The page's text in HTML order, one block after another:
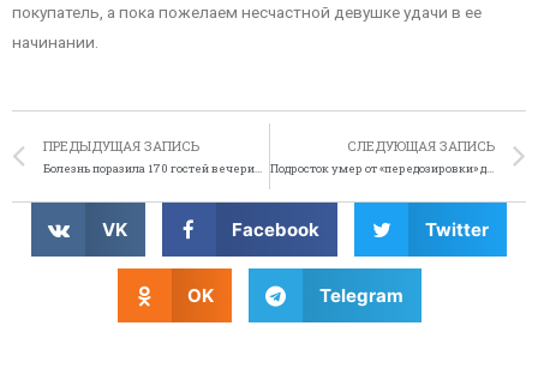
покупатель, а пока пожелаем несчастной девушке удачи в ее
начинании.
ПРЕДЫДУЩАЯ ЗАПИСЬ
Болезнь поразила 170 гостей вечеринки
СЛЕДУЮЩАЯ ЗАПИСЬ
Подросток умер от «передозировки» дезодорантом
VK Facebook Twitter
OK Telegram